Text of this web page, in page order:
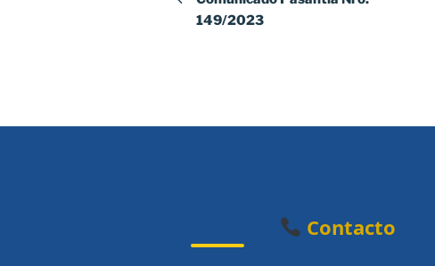
entradas
149/2023
Contacto